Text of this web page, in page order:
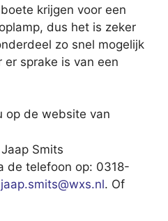
krijgen voor een
dus het is zeker
zo snel mogelijk
sprake is van een
op de website van
Smits
de telefoon op: 0318-
jaap.smits@wxs.nl. Of